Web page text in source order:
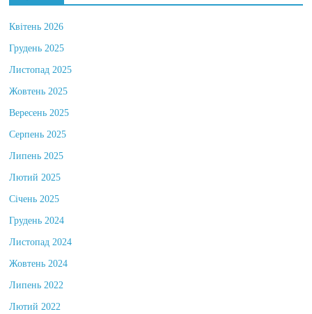
Квітень 2026
Грудень 2025
Листопад 2025
Жовтень 2025
Вересень 2025
Серпень 2025
Липень 2025
Лютий 2025
Січень 2025
Грудень 2024
Листопад 2024
Жовтень 2024
Липень 2022
Лютий 2022